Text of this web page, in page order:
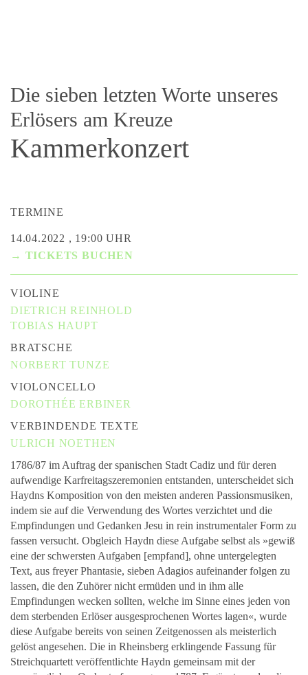
Die sieben letzten Worte unseres
Erlösers am Kreuze
Kammerkonzert
TERMINE
14.04.2022 , 19:00 UHR
→ TICKETS BUCHEN
VIOLINE
DIETRICH REINHOLD
TOBIAS HAUPT
BRATSCHE
NORBERT TUNZE
VIOLONCELLO
DOROTHÉE ERBINER
VERBINDENDE TEXTE
ULRICH NOETHEN
1786/87 im Auftrag der spanischen Stadt Cadiz und für deren
aufwendige Karfreitagszeremonien entstanden, unterscheidet sich
Haydns Komposition von den meisten anderen Passionsmusiken,
indem sie auf die Verwendung des Wortes verzichtet und die
Empfindungen und Gedanken Jesu in rein instrumentaler Form zu
fassen versucht. Obgleich Haydn diese Aufgabe selbst als »gewiß
eine der schwersten Aufgaben [empfand], ohne untergelegten
Text, aus freyer Phantasie, sieben Adagios aufeinander folgen zu
lassen, die den Zuhörer nicht ermüden und in ihm alle
Empfindungen wecken sollten, welche im Sinne eines jeden von
dem sterbenden Erlöser ausgesprochenen Wortes lagen«, wurde
diese Aufgabe bereits von seinen Zeitgenossen als meisterlich
gelöst angesehen. Die in Rheinsberg erklingende Fassung für
Streichquartett veröffentlichte Haydn gemeinsam mit der